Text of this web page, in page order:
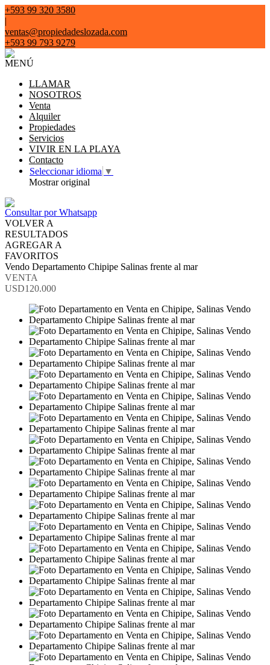
+593 99 320 3580
|
ventas@propiedadeslozada.com
+593 99 793 9279
MENÚ
LLAMAR
NOSOTROS
Venta
Alquiler
Propiedades
Servicios
VIVIR EN LA PLAYA
Contacto
Seleccionar idioma ▼
Mostrar original
Consultar por Whatsapp
VOLVER A
RESULTADOS
AGREGAR A
FAVORITOS
Vendo Departamento Chipipe Salinas frente al mar
VENTA
USD120.000